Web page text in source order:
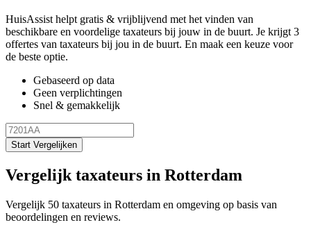
HuisAssist helpt gratis & vrijblijvend met het vinden van
beschikbare en voordelige taxateurs bij jouw in de buurt. Je krijgt 3
offertes van taxateurs bij jou in de buurt. En maak een keuze voor
de beste optie.
Gebaseerd op data
Geen verplichtingen
Snel & gemakkelijk
Start Vergelijken
Vergelijk taxateurs in Rotterdam
Vergelijk 50 taxateurs in Rotterdam en omgeving op basis van
beoordelingen en reviews.